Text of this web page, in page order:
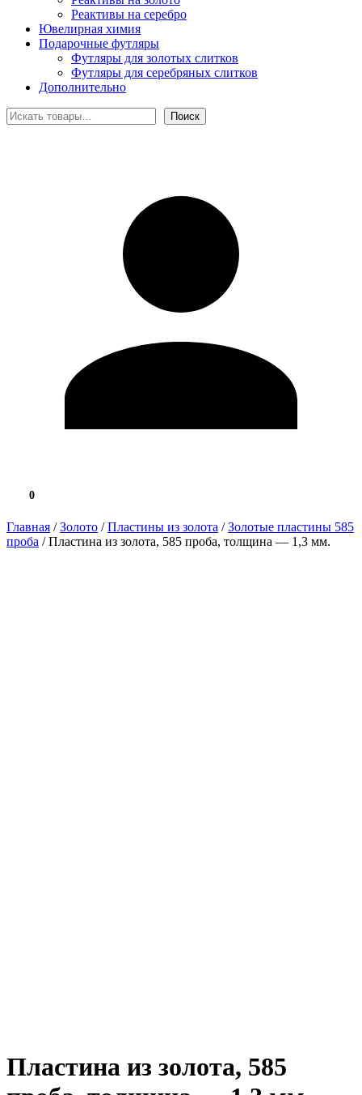
Реактивы на серебро
Ювелирная химия
Подарочные футляры
Футляры для золотых слитков
Футляры для серебряных слитков
Дополнительно
Поиск
Поиск
0
0.0 ₽
Главная /Золото /Пластины из золота /Золотые пластины 585
проба / Пластина из золота, 585 проба, толщина — 1,3 мм.
Пластина из золота, 585